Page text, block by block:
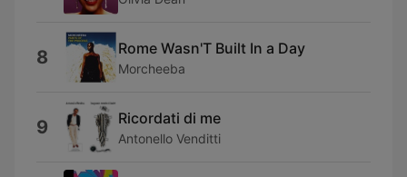
8 Rome Wasn'T Built In a Day
Morcheeba
9 Ricordati di me
Antonello Venditti